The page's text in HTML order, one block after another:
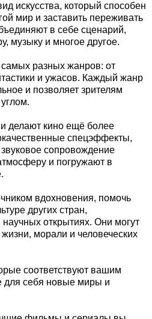
искусства, который способен
мир и заставить переживать
в себе сценарий,
музыку и многое другое.
разных жанров: от
и ужасов. Каждый жанр
и позволяет зрителям
делают кино ещё более
спецэффекты,
сопровождение
и погружают в
вдохновения, помочь
других стран,
научных открытиях. Они могут
морали и человеческих
соответствуют вашим
для себя новые миры и